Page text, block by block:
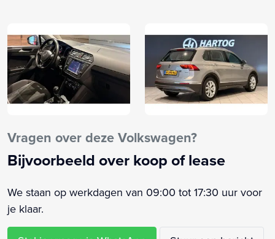
Achterbank in delen neerklapbaar
Achteruitrijcamera
Anti Blokkeer Systeem
Anti doorSlip Regeling
Bandenspanningscontrolesysteem
Bestuurdersairbag
Bluetooth telefoonvoorbereiding
Boordcomputer
Bots herkenning en activatie
Vragen over deze Volkswagen?
Bijvoorbeeld over koop of lease
We staan op werkdagen van 09:00 tot 17:30 uur voor
je klaar.